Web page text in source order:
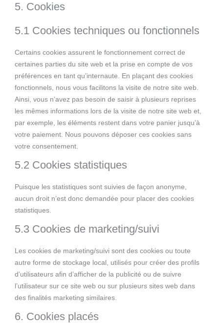
5. Cookies
5.1 Cookies techniques ou fonctionnels
Certains cookies assurent le fonctionnement correct de
certaines parties du site web et la prise en compte de vos
préférences en tant qu’internaute. En plaçant des cookies
fonctionnels, nous vous facilitons la visite de notre site web.
Ainsi, vous n’avez pas besoin de saisir à plusieurs reprises
les mêmes informations lors de la visite de notre site web et,
par exemple, les éléments restent dans votre panier jusqu’à
votre paiement. Nous pouvons déposer ces cookies sans
votre consentement.
5.2 Cookies statistiques
Puisque les statistiques sont suivies de façon anonyme,
aucun droit n’est donc demandée pour placer des cookies
statistiques.
5.3 Cookies de marketing/suivi
Les cookies de marketing/suivi sont des cookies ou toute
autre forme de stockage local, utilisés pour créer des profils
d’utilisateurs afin d’afficher de la publicité ou de suivre
l’utilisateur sur ce site web ou sur plusieurs sites web dans
des finalités marketing similaires.
6. Cookies placés